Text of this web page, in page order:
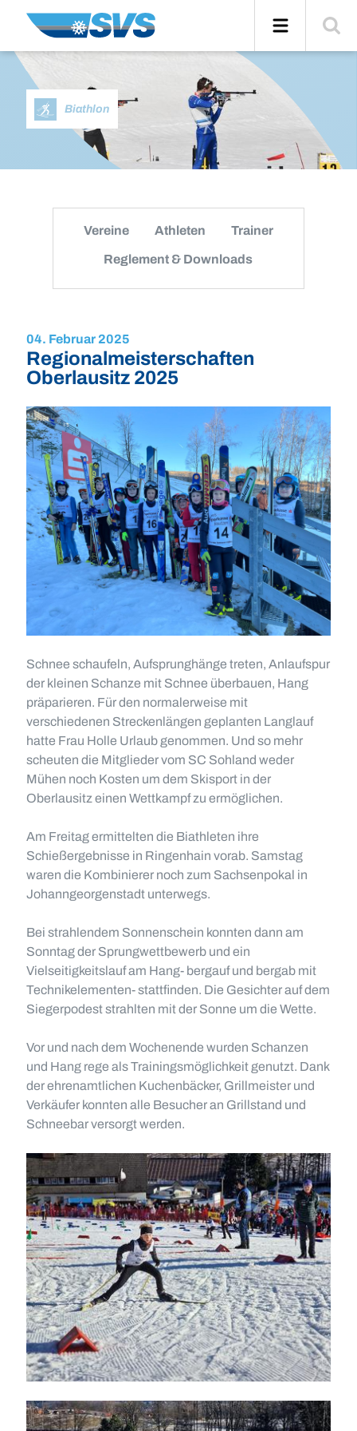
Inhalt
Biathlon
Vereine Athleten Trainer
Reglement & Downloads
04. Februar 2025
Regionalmeisterschaften
Oberlausitz 2025
Schnee schaufeln, Aufsprunghänge treten, Anlaufspur
der kleinen Schanze mit Schnee überbauen, Hang
präparieren. Für den normalerweise mit
verschiedenen Streckenlängen geplanten Langlauf
hatte Frau Holle Urlaub genommen. Und so mehr
scheuten die Mitglieder vom SC Sohland weder
Mühen noch Kosten um dem Skisport in der
Oberlausitz einen Wettkampf zu ermöglichen.
Am Freitag ermittelten die Biathleten ihre
Schießergebnisse in Ringenhain vorab. Samstag
waren die Kombinierer noch zum Sachsenpokal in
Johanngeorgenstadt unterwegs.
Bei strahlendem Sonnenschein konnten dann am
Sonntag der Sprungwettbewerb und ein
Vielseitigkeitslauf am Hang- bergauf und bergab mit
Technikelementen- stattfinden. Die Gesichter auf dem
Siegerpodest strahlten mit der Sonne um die Wette.
Vor und nach dem Wochenende wurden Schanzen
und Hang rege als Trainingsmöglichkeit genutzt. Dank
der ehrenamtlichen Kuchenbäcker, Grillmeister und
Verkäufer konnten alle Besucher an Grillstand und
Schneebar versorgt werden.